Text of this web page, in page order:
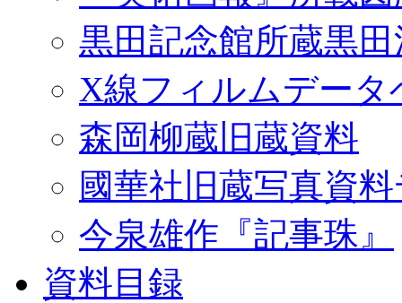
黒田記念館所蔵黒
X線フィルムデータ
森岡柳蔵旧蔵資料
國華社旧蔵写真資
今泉雄作『記事珠』
資料目録